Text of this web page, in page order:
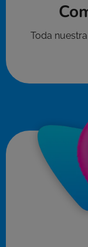
Toda